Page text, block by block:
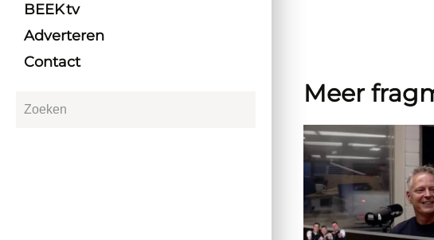
BEEK tv
Adverteren
Contact
Meer